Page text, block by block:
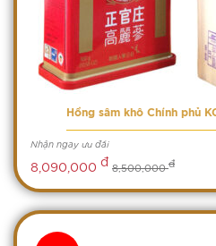
Hồng sâm khô Chính phủ
Nhận ngay ưu đãi
8,090,000 đ 8,500,000đ